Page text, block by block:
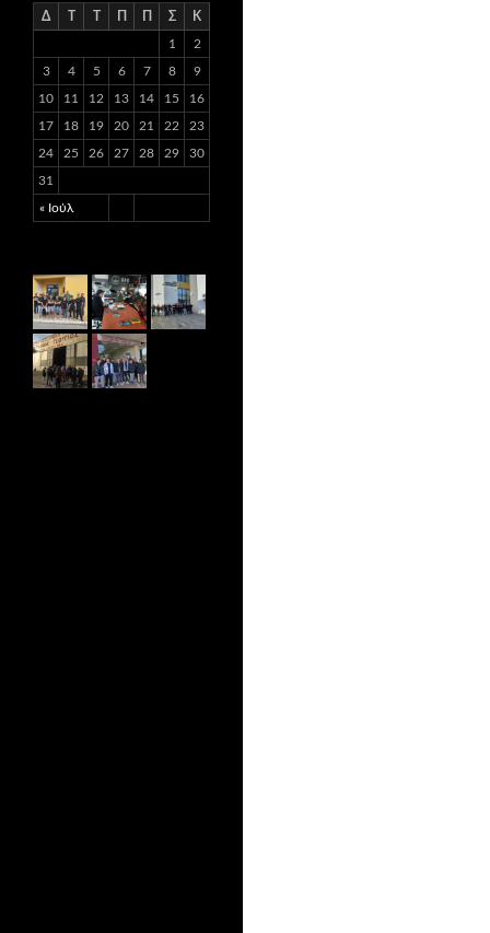
Δ Τ Τ Π Π Σ Κ
« Ιούλ
1 2
3 4 5 6 7 8 9
10 11 12 13 14 15 16
17 18 19 20 21 22 23
24 25 26 27 28 29 30
31